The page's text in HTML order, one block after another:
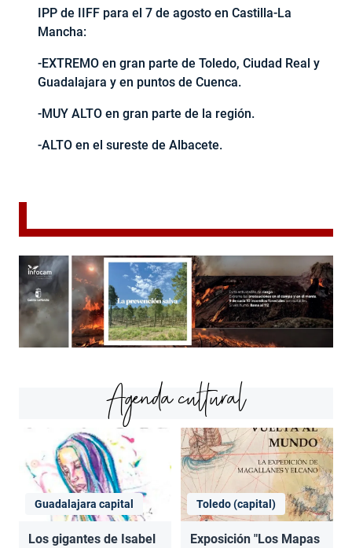
IPP de IIFF para el 7 de agosto en Castilla-La
Mancha:
-EXTREMO en gran parte de Toledo, Ciudad Real y
Guadalajara y en puntos de Cuenca.
-MUY ALTO en gran parte de la región.
-ALTO en el sureste de Albacete.
Agenda cultural
Guadalajara capital
Los gigantes de Isabel
Toledo (capital)
Exposición "Los Mapas